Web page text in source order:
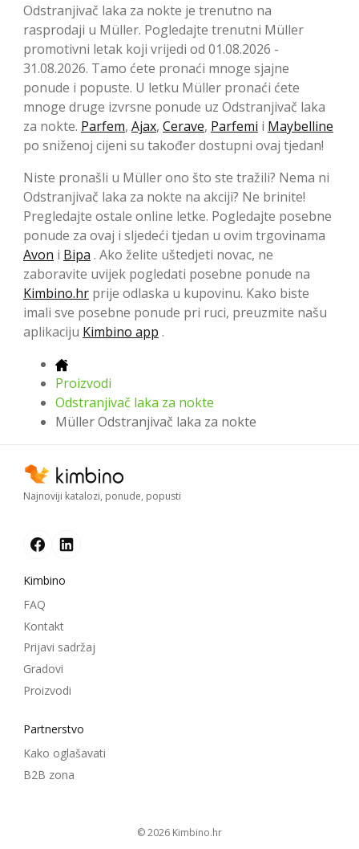
Odstranjivač laka za nokte je trenutno na
rasprodaji u Müller. Pogledajte trenutni Müller
promotivni letak koji vrijedi od 01.08.2026 -
31.08.2026. Tamo ćete pronaći mnoge sjajne
ponude i popuste. U letku Müller pronaći ćete
mnoge druge izvrsne ponude uz Odstranjivač laka
za nokte. Parfem, Ajax, Cerave, Parfemi i Maybelline
po sniženoj cijeni su također dostupni ovaj tjedan!
Niste pronašli u Müller ono što ste tražili? Nema ni
Odstranjivač laka za nokte na akciji? Ne brinite!
Pregledajte ostale online letke. Pogledajte posebne
ponude za ovaj i sljedeći tjedan u ovim trgovinama
Avon i Bipa . Ako želite uštedjeti novac, ne
zaboravite uvijek pogledati posebne ponude na
Kimbino.hr prije odlaska u kupovinu. Kako biste
imali sve posebne ponude pri ruci, preuzmite našu
aplikaciju Kimbino app .
Proizvodi
Odstranjivač laka za nokte
Müller Odstranjivač laka za nokte
Najnoviji katalozi, ponude, popusti
Kimbino
FAQ
Kontakt
Prijavi sadržaj
Gradovi
Proizvodi
Partnerstvo
Kako oglašavati
B2B zona
© 2026
kimbino.hr